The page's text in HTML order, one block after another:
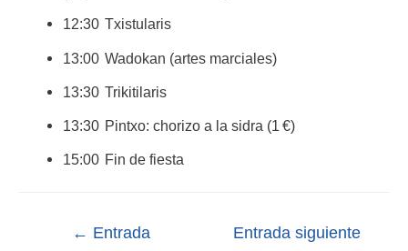
12:30 Txistularis
13:00 Wadokan (artes marciales)
13:30 Trikitilaris
13:30 Pintxo: chorizo a la sidra (1 €)
15:00 Fin de fiesta
← Entrada
Entrada siguiente